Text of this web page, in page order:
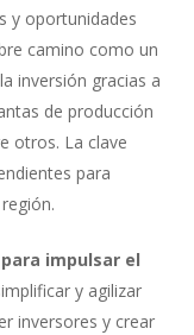
y oportunidades
camino como un
inversión gracias a
de producción
otros. La clave
para
impulsar el
y agilizar
inversores y crear